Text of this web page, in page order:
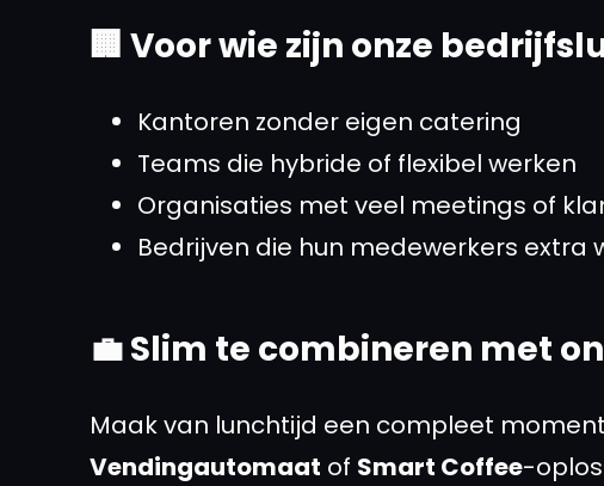
🏢 Voor wie zijn onze
Kantoren zonder eigen catering
Teams die hybride of flexibel werken
Organisaties met veel meetings of
Bedrijven die hun medewerkers extra
💼 Slim te combineren met
Maak van lunchtijd een compleet
Vendingautomaat of Smart Coffee-